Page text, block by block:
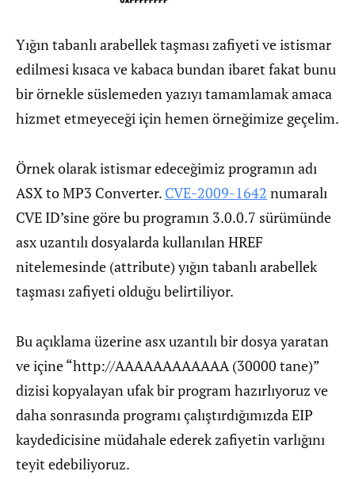
Yığın tabanlı arabellek taşması zafiyeti ve istismar
edilmesi kısaca ve kabaca bundan ibaret fakat bunu
bir örnekle süslemeden yazıyı tamamlamak amaca
hizmet etmeyeceği için hemen örneğimize geçelim.
Örnek olarak istismar edeceğimiz programın adı
ASX to MP3 Converter. CVE-2009-1642 numaralı
CVE ID’sine göre bu programın 3.0.0.7 sürümünde
asx uzantılı dosyalarda kullanılan HREF
nitelemesinde (attribute) yığın tabanlı arabellek
taşması zafiyeti olduğu belirtiliyor.
Bu açıklama üzerine asx uzantılı bir dosya yaratan
ve içine “http://AAAAAAAAAAAA (30000 tane)”
dizisi kopyalayan ufak bir program hazırlıyoruz ve
daha sonrasında programı çalıştırdığımızda EIP
kaydedicisine müdahale ederek zafiyetin varlığını
teyit edebiliyoruz.